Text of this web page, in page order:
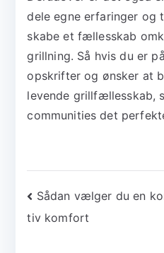
dele egne erfaringer og
skabe et fællesskab
grillning. Så hvis du er
opskrifter og ønsker at
levende grillfællesskab,
communities det
Sådan vælger du en
tiv komfort